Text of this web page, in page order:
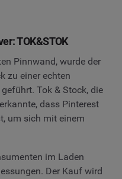
TOK&STOK
Pinnwand, wurde der
zu einer echten
Tok & Stock, die
dass Pinterest
um sich mit einem
im Laden
Der Kauf wird